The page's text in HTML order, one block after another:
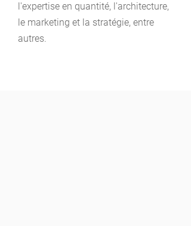
l'expertise en quantité, l'architecture,
le marketing et la stratégie, entre
autres.